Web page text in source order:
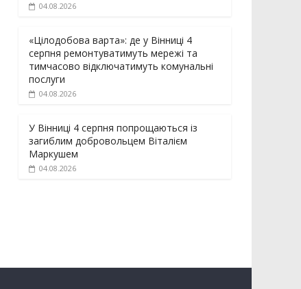
04.08.2026
«Цілодобова варта»: де у Вінниці 4
серпня ремонтуватимуть мережі та
тимчасово відключатимуть комунальні
послуги
04.08.2026
У Вінниці 4 серпня попрощаються із
загиблим добровольцем Віталієм
Маркушем
04.08.2026